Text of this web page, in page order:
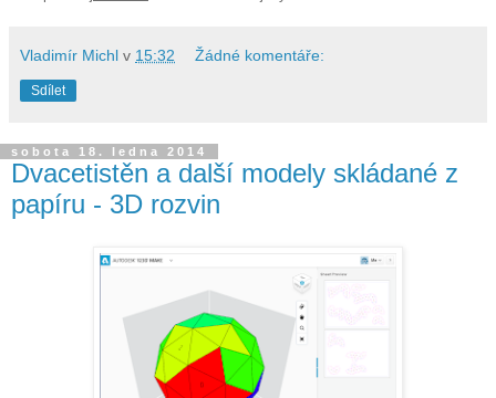
Vladimír Michl v 15:32 Žádné komentáře:
Sdílet
sobota 18. ledna 2014
Dvacetistěn a další modely skládané z
papíru - 3D rozvin